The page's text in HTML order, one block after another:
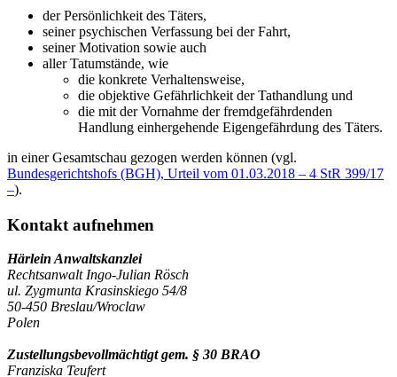
der Persönlichkeit des Täters,
seiner psychischen Verfassung bei der Fahrt,
seiner Motivation sowie auch
aller Tatumstände, wie
die konkrete Verhaltensweise,
die objektive Gefährlichkeit der Tathandlung und
die mit der Vornahme der fremdgefährdenden
Handlung einhergehende Eigengefährdung des Täters.
in einer Gesamtschau gezogen werden können (vgl.
Bundesgerichtshofs (BGH), Urteil vom 01.03.2018 – 4 StR 399/17
–).
Kontakt aufnehmen
Härlein Anwaltskanzlei
Rechtsanwalt Ingo-Julian Rösch
ul. Zygmunta Krasinskiego 54/8
50-450 Breslau/Wroclaw
Polen
Zustellungsbevollmächtigt gem. § 30 BRAO
Franziska Teufert